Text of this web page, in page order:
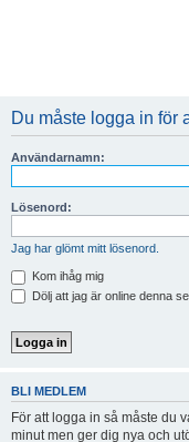
Du måste logga in för
Användarnamn:
Lösenord:
Jag har glömt mitt lösenord.
Kom ihåg mig
Dölj att jag är online denna
BLI MEDLEM
För att logga in så måste du
minut men ger dig nya och